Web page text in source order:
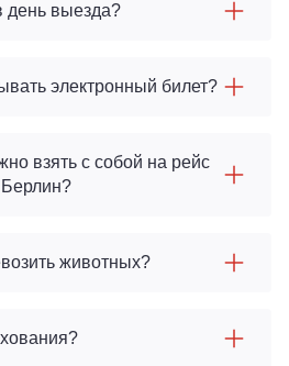
день выезда?
электронный билет?
взять с собой на рейс
Берлин?
животных?